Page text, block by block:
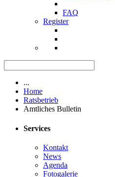
FAQ
Register
...
Home
Ratsbetrieb
Amtliches Bulletin
Services
Kontakt
News
Agenda
Fotogalerie